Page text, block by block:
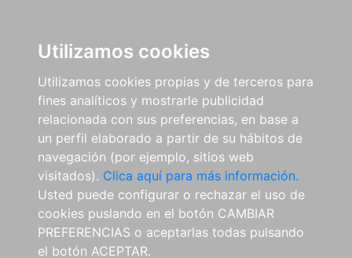
Utilizamos cookies
Utilizamos cookies propias y de terceros para
fines analíticos y mostrarle publicidad
relacionada con sus preferencias, en base a
un perfil elaborado a partir de su hábitos de
navegación (por ejemplo, sitios web
visitados). Clica aquí para más información.
Usted puede configurar o rechazar el uso de
cookies puslando en el botón CAMBIAR
PREFERENCIAS o aceptarlas todas pulsando
el botón ACEPTAR.